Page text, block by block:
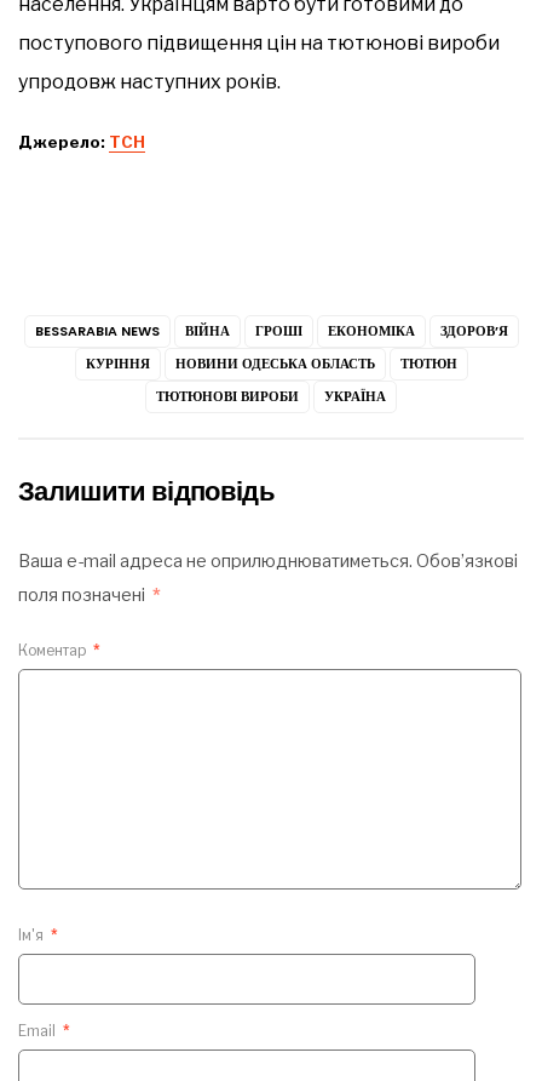
поступового підвищення цін на тютюнові вироби
упродовж наступних років.
Джерело: ТСН
BESSARABIA NEWS ВІЙНА ГРОШІ ЕКОНОМІКА
ЗДОРОВ’Я
КУРІННЯ
НОВИНИ ОДЕСЬКА ОБЛАСТЬ
ТЮТЮН
ТЮТЮНОВІ ВИРОБИ
УКРАЇНА
Залишити відповідь
Ваша e-mail адреса не оприлюднюватиметься. Обов’язкові
поля позначені *
Коментар *
Ім'я *
Email *